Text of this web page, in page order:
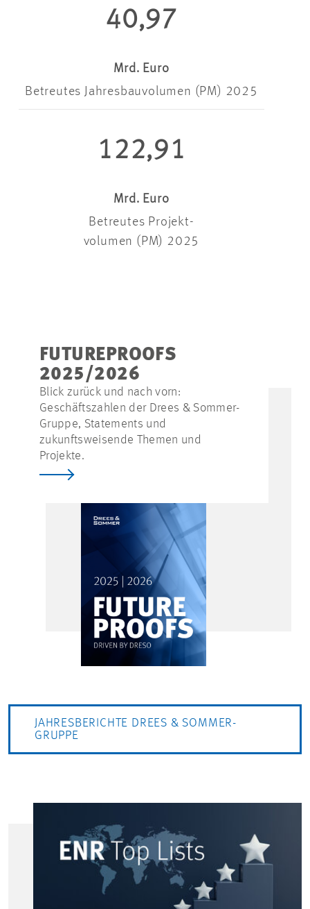
40,97
Mrd. Euro
Betreutes Jahresbauvolumen (PM) 2025
122,91
Mrd. Euro
Betreutes Projekt-
volumen (PM) 2025
FUTUREPROOFS
2025/2026
Blick zurück und nach vorn:
Geschäftszahlen der Drees & Sommer-
Gruppe, Statements und
zukunftsweisende Themen und
Projekte.
JAHRESBERICHTE DREES & SOMMER-
GRUPPE